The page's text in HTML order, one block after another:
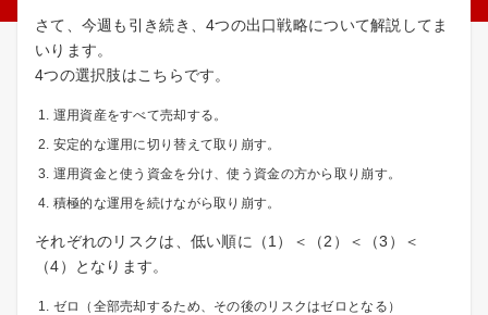
さて、今週も引き続き、4つの出口戦略について解説してま
いります。
4つの選択肢はこちらです。
運用資産をすべて売却する。
安定的な運用に切り替えて取り崩す。
運用資金と使う資金を分け、使う資金の方から取り崩す。
積極的な運用を続けながら取り崩す。
それぞれのリスクは、低い順に（1）＜（2）＜（3）＜
（4）となります。
ゼロ（全部売却するため、その後のリスクはゼロとなる）